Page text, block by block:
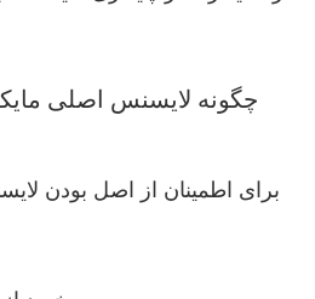
چگونه لایسنس اصلی
برای اطمینان از اصل بودن